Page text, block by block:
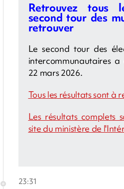
Retrouvez tous
second tour des
retrouver
Le second tour des
intercommunautaires
22 mars 2026.
Tous les résultats sont à
Les résultats complets
site du ministère de
23:31